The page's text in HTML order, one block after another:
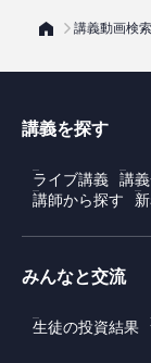
講義動画検索
講義を探す
ライブ講義 講
講師から探す
みんなと交流
生徒の投資結果